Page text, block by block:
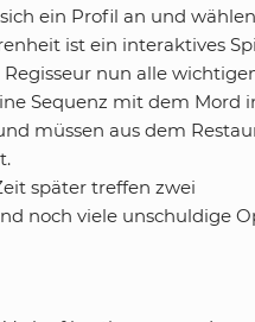
ein Profil an und wählen
ist ein interaktives
nun alle
Sequenz mit dem Mord
müssen aus dem
später treffen zwei
noch viele unschuldige